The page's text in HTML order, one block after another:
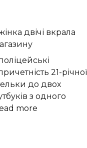
двічі вкрала
21-річної
до двох
з одного
more